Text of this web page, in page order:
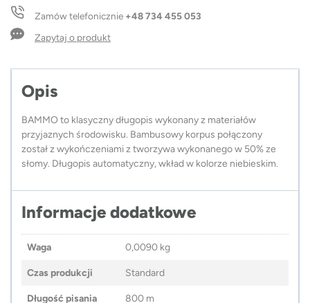
BAMMO
Zamów telefonicznie +48 734 455 053
Zapytaj o produkt
Opis
BAMMO to klasyczny długopis wykonany z materiałów
przyjaznych środowisku. Bambusowy korpus połączony
został z wykończeniami z tworzywa wykonanego w 50% ze
słomy. Długopis automatyczny, wkład w kolorze niebieskim.
Informacje dodatkowe
Waga 0,0090 kg
Czas produkcji Standard
Długość pisania 800 m